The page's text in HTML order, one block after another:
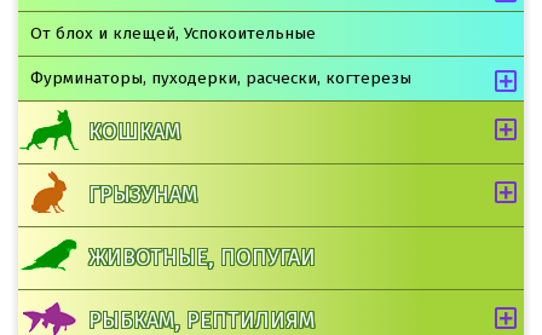
От блох и клещей, Успокоительные
Фурминаторы, пуходерки, расчески, когтерезы
КОШКАМ
ГРЫЗУНАМ
ЖИВОТНЫЕ, ПОПУГАИ
РЫБКАМ, РЕПТИЛИЯМ